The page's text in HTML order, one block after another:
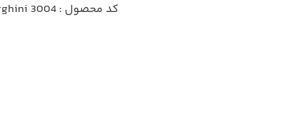
کد محصول : Lamborghini 3004